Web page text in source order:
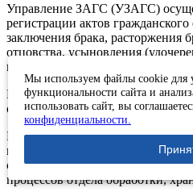
Управление ЗАГС (УЗАГС)
регистрации актов
заключения брака, расторжения
отцовства, усыновления
внесения изменений и
Миссией УЗАГС является
ориентацией на клиента, его
В целях повышения
представители УЗАГС обратились к компании «Лин
с запросом на проведение
процессов отдела обработки,
Мы используем файлы cookie для
функциональности сайта и
конфиденциальности.